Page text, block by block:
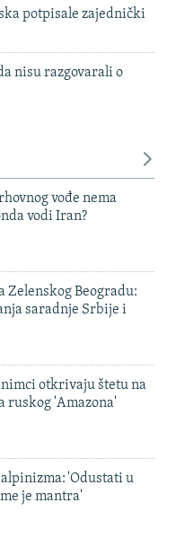
potpisale zajednički
nisu razgovarali o
vođe nema
vodi Iran?
Zelenskog Beogradu:
saradnje Srbije i
otkrivaju štetu na
ruskog 'Amazona'
'Odustati u
je mantra'